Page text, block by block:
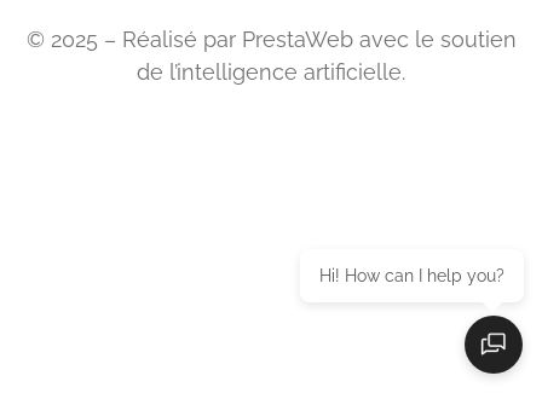
© 2025 – Réalisé par PrestaWeb avec le soutien
de l’intelligence artificielle.
Hi! How can I help you?